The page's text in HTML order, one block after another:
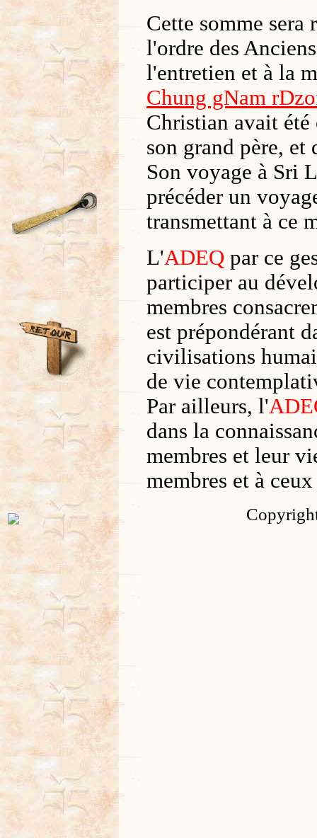
Cette somme sera
l'ordre des
l'entretien et à la
Chung gNam
Christian avait été
son grand père, et
Son voyage à Sri
précéder un
transmettant à ce
L'ADEQ par ce
participer au
membres
est prépondérant
civilisations
de vie
Par ailleurs, l'
dans la
membres et leur
membres et à